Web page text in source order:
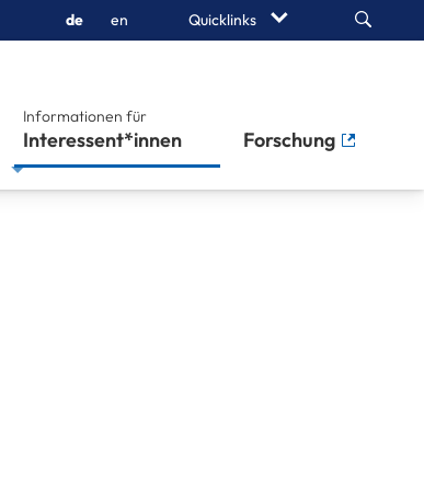
de en Quicklinks Search
Informationen für
Interessent*innen Forschung